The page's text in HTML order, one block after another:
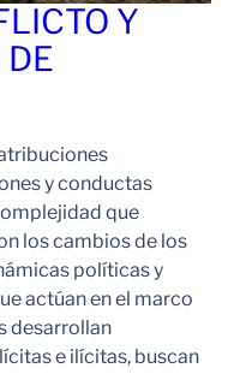
Y
y conductas
que
los cambios de los
políticas y
actúan en el marco
desarrollan
e ilícitas, buscan